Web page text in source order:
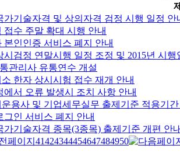
가기술자격 및 상의자격 검정 시행 일정 안
접수 주말 확대 시행 안내
본인인증 서비스 폐지 안내
시검정 연말시행 일정 조정 및 2015년 시행
관리사 유통연수 개설
한자 상시시험 접수 재개 안내
에서 오류 발생시 조치 사항 안내
용사 및 기업세무실무 출제기준 적용기
그인 서비스 폐지 안내
가기술자격 종목(3종목) 출제기준 개편 안
41424344454647484950